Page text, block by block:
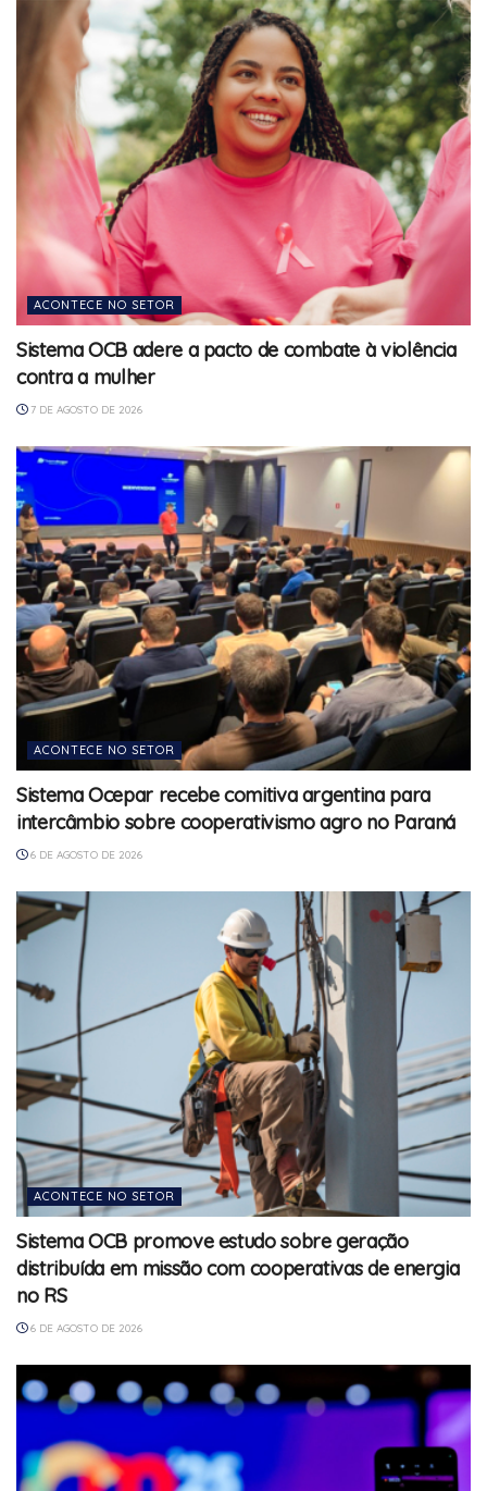
ACONTECE NO SETOR
Sistema OCB adere a pacto de combate à violência
contra a mulher
7 DE AGOSTO DE 2026
ACONTECE NO SETOR
Sistema Ocepar recebe comitiva argentina para
intercâmbio sobre cooperativismo agro no Paraná
6 DE AGOSTO DE 2026
ACONTECE NO SETOR
Sistema OCB promove estudo sobre geração
distribuída em missão com cooperativas de energia
no RS
6 DE AGOSTO DE 2026